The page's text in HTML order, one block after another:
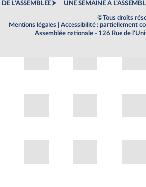
L'ASSEMBLEE UNE SEMAINE À
©Tous droits
Mentions légales
Accessibilité : partiellement
Assemblée nationale - 126 Rue de